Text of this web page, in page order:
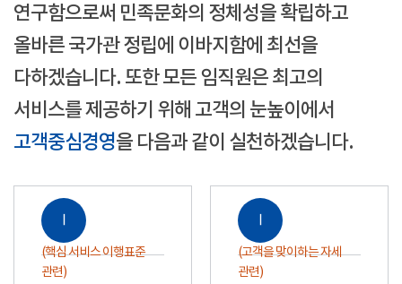
연구함으로써 민족문화의 정체성을 확립하고
올바른 국가관 정립에 이바지함에 최선을
다하겠습니다. 또한 모든 임직원은 최고의
서비스를 제공하기 위해 고객의 눈높이에서
고객중심경영을 다음과 같이 실천하겠습니다.
Ⅰ
(핵심 서비스 이행표준
관련)
Ⅰ
(고객을 맞이하는 자세
관련)